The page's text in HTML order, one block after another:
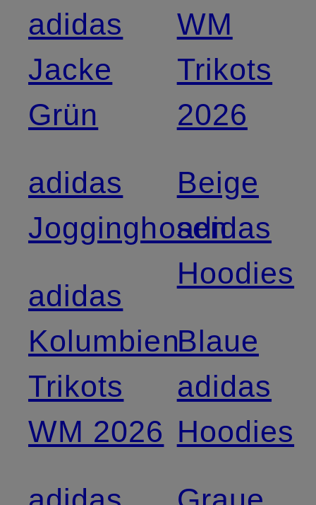
adidas
Jacke
Grün
adidas
Jogginghosen
adidas
Kolumbien
Trikots
WM 2026
WM
Trikots
2026
Beige
adidas
Hoodies
Blaue
adidas
Hoodies